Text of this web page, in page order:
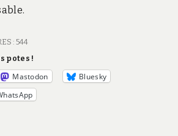
: 544
potes !
Mastodon
Bluesky